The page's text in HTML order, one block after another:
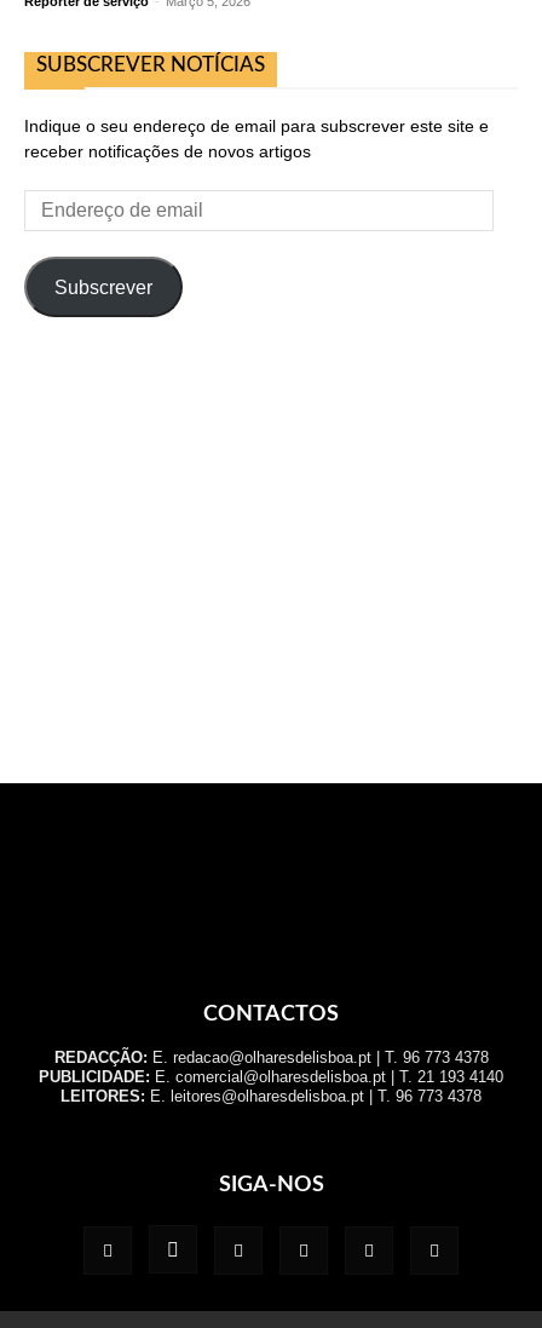
SUBSCREVER NOTÍCIAS
Indique o seu endereço de email para subscrever este site e
receber notificações de novos artigos
Endereço
de
email
Subscrever
CONTACTOS
REDACÇÃO: E. redacao@olharesdelisboa.pt | T. 96 773 4378
PUBLICIDADE: E. comercial@olharesdelisboa.pt | T. 21 193 4140
LEITORES: E. leitores@olharesdelisboa.pt | T. 96 773 4378
SIGA-NOS